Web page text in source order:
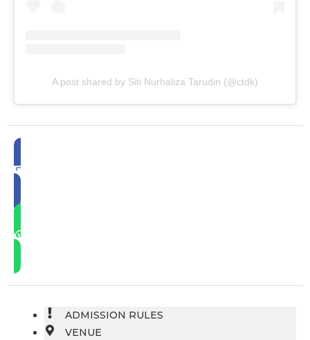
A post shared by Siti Nurhaliza Tarudin (@ctdk)
ADMISSION RULES
VENUE